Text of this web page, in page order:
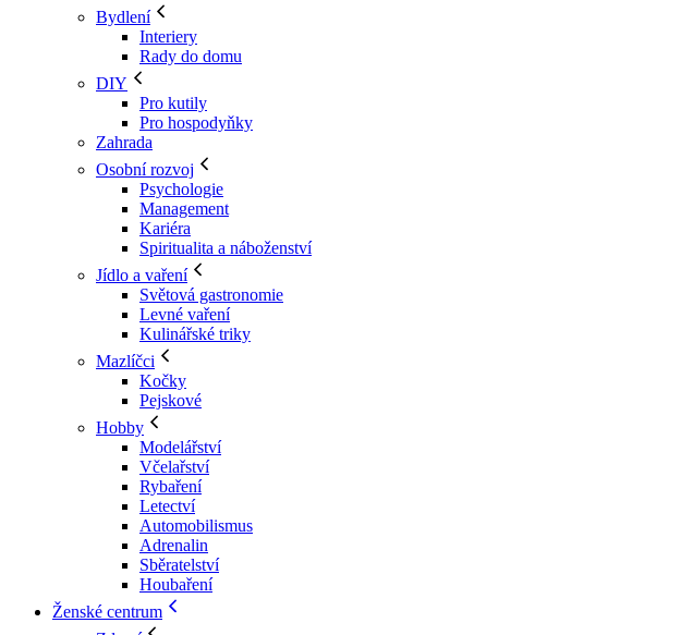
Bydlení
Interiery
Rady do domu
DIY
Pro kutily
Pro hospodyňky
Zahrada
Osobní rozvoj
Psychologie
Management
Kariéra
Spiritualita a náboženství
Jídlo a vaření
Světová gastronomie
Levné vaření
Kulinářské triky
Mazlíčci
Kočky
Pejskové
Hobby
Modelářství
Včelařství
Rybaření
Letectví
Automobilismus
Adrenalin
Sběratelství
Houbaření
Ženské centrum